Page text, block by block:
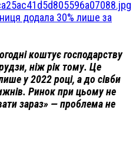
додала 30% лише за
коштує господарству
ніж рік тому. Це
у 2022 році, а до сівби
Ринок при цьому не
зараз» — проблема не